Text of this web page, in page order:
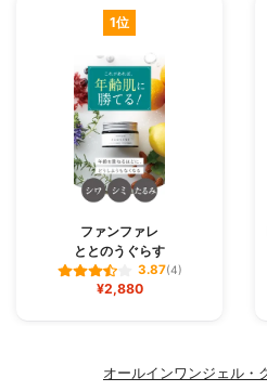
1位
ファンファレ
ととのうぐらす
3.87(4)
¥2,880
オールインワンジェル・